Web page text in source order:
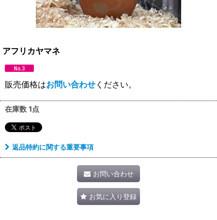
アフリカヤマネ
販売価格はお問い合わせください。
在庫数 1点
返品特約に関する重要事項
お問い合わせ
お気に入り登録